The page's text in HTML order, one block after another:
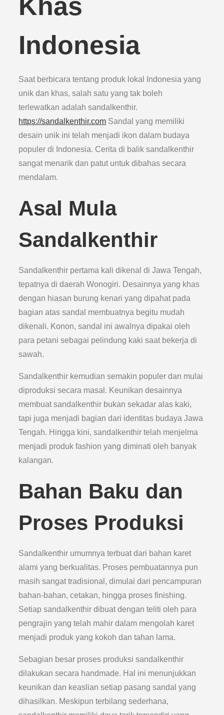
Khas
Indonesia
Saat berbicara tentang produk lokal Indonesia yang
unik dan khas, salah satu yang tak boleh
terlewatkan adalah sandalkenthir.
https://sandalkenthir.com Sandal yang memiliki
desain unik ini telah menjadi ikon dalam budaya
populer di Indonesia. Cerita di balik sandalkenthir
sangat menarik dan patut untuk dibahas secara
mendalam.
Asal Mula
Sandalkenthir
Sandalkenthir pertama kali dikenal di Jawa Tengah,
tepatnya di daerah Wonogiri. Desainnya yang khas
dengan hiasan burung kenari yang dipahat pada
bagian atas sandal membuatnya begitu mudah
dikenali. Konon, sandal ini awalnya dipakai oleh
para petani sebagai pelindung kaki saat bekerja di
sawah.
Sandalkenthir kemudian semakin populer dan mulai
diproduksi secara masal. Keunikan desainnya
membuat sandalkenthir bukan sekadar alas kaki,
tapi juga menjadi bagian dari identitas budaya Jawa
Tengah. Hingga kini, sandalkenthir telah menjelma
menjadi produk fashion yang diminati oleh banyak
kalangan.
Bahan Baku dan
Proses Produksi
Sandalkenthir umumnya terbuat dari bahan karet
alami yang berkualitas. Proses pembuatannya pun
masih sangat tradisional, dimulai dari pencampuran
bahan-bahan, cetakan, hingga proses finishing.
Setiap sandalkenthir dibuat dengan teliti oleh para
pengrajin yang telah mahir dalam mengolah karet
menjadi produk yang kokoh dan tahan lama.
Sebagian besar proses produksi sandalkenthir
dilakukan secara handmade. Hal ini menunjukkan
keunikan dan keaslian setiap pasang sandal yang
dihasilkan. Meskipun terbilang sederhana,